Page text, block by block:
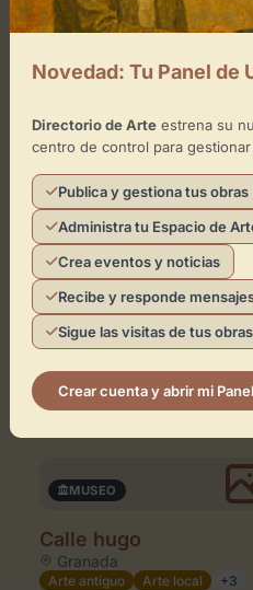
MUSEO
Mirador Enrique
Granada
Arte local Artesanía +3
MUSEO
Casa Roja
MUSEO
Calle hugo
Granada
Arte antiguo Arte local +3
Novedad: Tu Panel de
Directorio de Arteestrena su
centro de control para
Publica y gestiona tus obras
Administra tu Espacio de
Crea eventos y noticias
Recibe y responde
Sigue las visitas de tus obras
Crear cuenta y abrir mi Panel